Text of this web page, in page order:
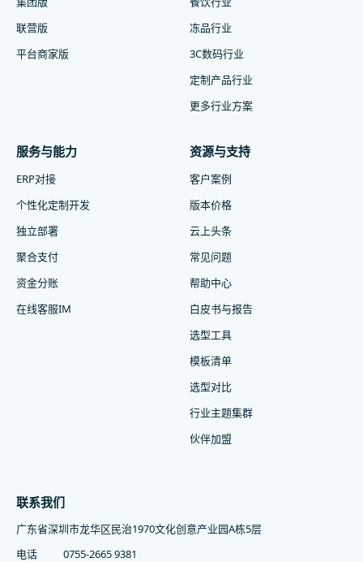
联营版
平台商家版
冻品行业
3C数码行业
定制产品行业
更多行业方案
服务与能力
ERP对接
个性化定制开发
独立部署
聚合支付
资金分账
在线客服IM
资源与支持
客户案例
版本价格
云上头条
常见问题
帮助中心
白皮书与报告
选型工具
模板清单
选型对比
行业主题集群
伙伴加盟
联系我们
广东省深圳市龙华区民治1970文化创意产业园A栋5层
电话
0755-2665 9381